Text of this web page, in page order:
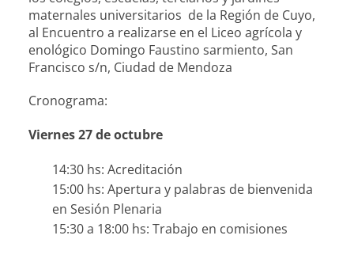
maternales universitarios de la Región de Cuyo,
al Encuentro a realizarse en el Liceo agrícola y
enológico Domingo Faustino sarmiento, San
Francisco s/n, Ciudad de Mendoza
Cronograma:
Viernes 27 de octubre
14:30 hs: Acreditación
15:00 hs: Apertura y palabras de bienvenida
en Sesión Plenaria
15:30 a 18:00 hs: Trabajo en comisiones